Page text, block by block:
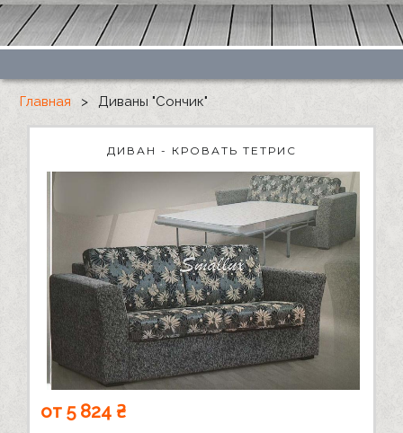
Главная > Диваны "Сончик"
ДИВАН - КРОВАТЬ ТЕТРИС
от 5 824 ₴